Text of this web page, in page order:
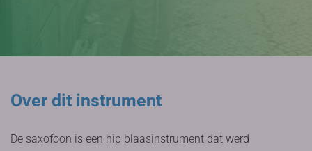
Over dit instrument
De saxofoon is een hip blaasinstrument dat werd